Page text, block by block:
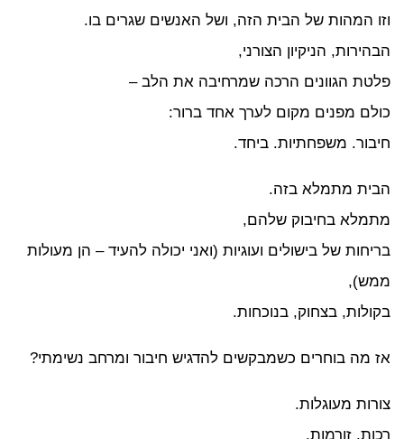
המהות של הבית הזה, ושל האנשים שגרים בו.
הניקיון הצורני,
הגוונים הרכה שמרחיבה את הלב –
מפנים מקום לערך אחד ברור:
משפחתיות. ביחד.
מתמלא בזה.
בחיבוק שלהם,
של בישולים ועוגיות (ואני יכולה להעיד – הן מעולות
בצחוק, בנוכחות.
מה בוחרים כשמבקשים להדגיש חיבור ומרחב נשימתי?
מעוגלות.
זורמות.